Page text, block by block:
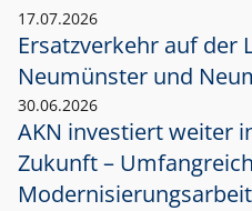
17.07.2026
Ersatzverkehr auf der
Neumünster und
30.06.2026
AKN investiert weiter
Zukunft –